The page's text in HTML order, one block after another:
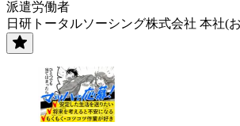
派遣労働者
日研トータルソーシング株式会社 本社(